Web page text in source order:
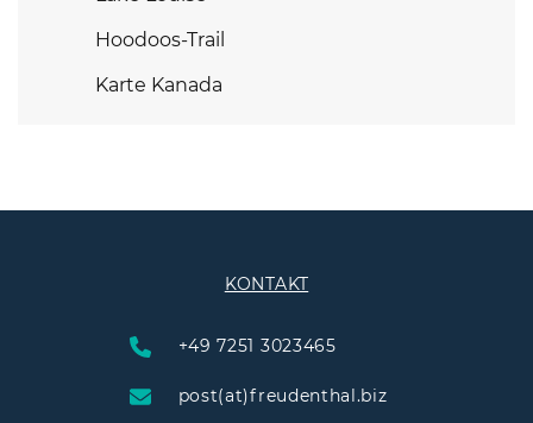
Hoodoos-Trail
Karte Kanada
KONTAKT
+49 7251 3023465
post(at)freudenthal.biz